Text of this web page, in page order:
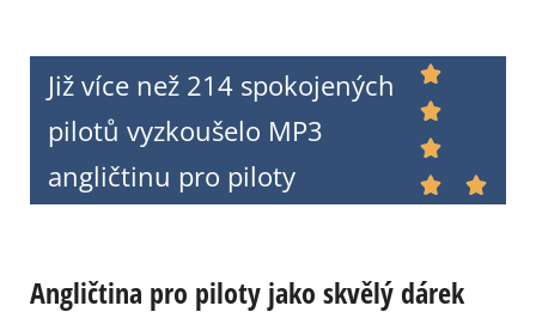
Již více než 214 spokojených
pilotů vyzkoušelo MP3
angličtinu pro piloty





Angličtina pro piloty jako skvělý dárek